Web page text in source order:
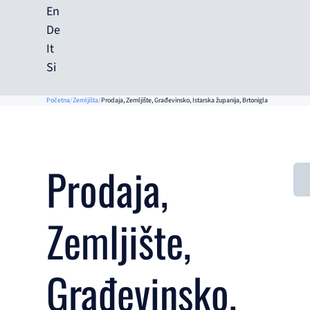
En
De
It
Si
Početna Zemljišta Prodaja, Zemljište, Građevinsko, Istarska županija, Brtonigla
Prodaja,
Zemljište,
Građevinsko,